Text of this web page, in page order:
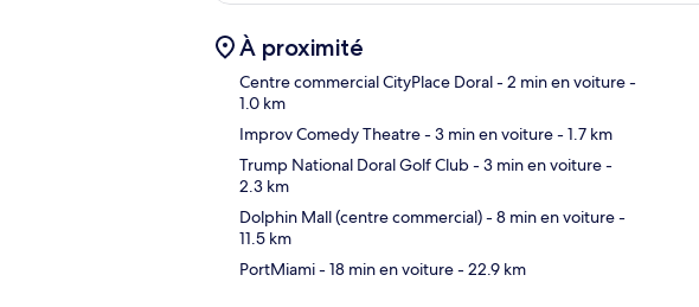
À proximité
Centre commercial CityPlace Doral- 2 min en voiture-
1.0 km
Improv Comedy Theatre- 3 min en voiture- 1.7 km
Trump National Doral Golf Club- 3 min en voiture-
2.3 km
Dolphin Mall (centre commercial)- 8 min en voiture-
11.5 km
PortMiami- 18 min en voiture- 22.9 km